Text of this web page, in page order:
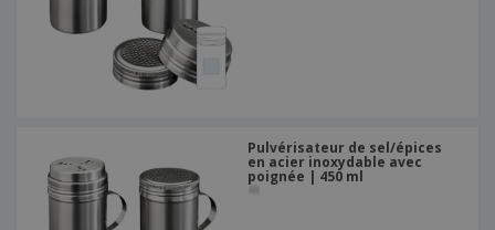
Pulvérisateur de sel/épices
en acier inoxydable avec
poignée | 450 ml